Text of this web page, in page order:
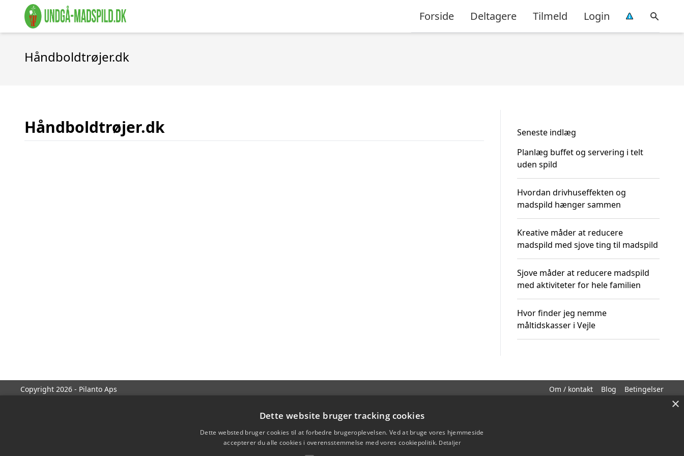
Forside Deltagere Tilmeld Login
Håndboldtrøjer.dk
Håndboldtrøjer.dk
Seneste indlæg
Planlæg buffet og servering i telt
uden spild
Hvordan drivhuseffekten og
madspild hænger sammen
Kreative måder at reducere
madspild med sjove ting til madspild
Sjove måder at reducere madspild
med aktiviteter for hele familien
Hvor finder jeg nemme
måltidskasser i Vejle
Copyright 2026 - Pilanto Aps Om / kontakt Blog Betingelser
×
Dette website bruger tracking cookies
Dette websted bruger cookies til at forbedre brugeroplevelsen. Ved at bruge vores hjemmeside
accepterer du alle cookies i overensstemmelse med vores cookiepolitik. Detaljer